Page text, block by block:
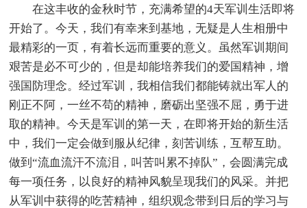
在这丰收的金秋时节，充满希望的4天军训生活即将
开始了。今天，我们有幸来到基地，无疑是人生相册中
最精彩的一页，有着长远而重要的意义。虽然军训期间
艰苦是必不可少的，但是却能培养我们的爱国精神，增
强国防理念。经过军训，我相信我们都能铸就出军人的
刚正不阿，一丝不苟的精神，磨砺出坚强不屈，勇于进
取的精神。今天是军训的第一天，在即将开始的新生活
中，我们一定会做到服从纪律，刻苦训练，互帮互助。
做到“流血流汗不流泪，叫苦叫累不掉队”，会圆满完成
每一项任务，以良好的精神风貌呈现我们的风采。并把
从军训中获得的吃苦精神，组织观念带到日后的学习与